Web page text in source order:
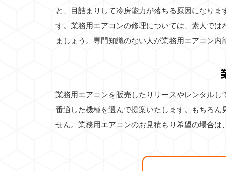
と、目詰まりして冷房能力が落ちる原因になり
す。業務用エアコンの修理については、素人で
ましょう。専門知識のない人が業務用エアコン
業務用エアコンを販売したりリースやレンタル
番適した機種を選んで提案いたします。もちろ
せん。業務用エアコンのお見積もり希望の場合